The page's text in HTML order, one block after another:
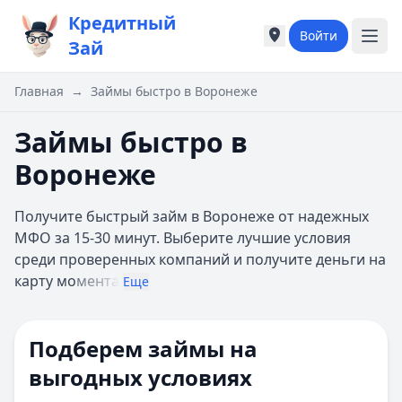
Кредитный
Зай
Города России
Б
Барнаул
Белгород
Города России
Б
Барнаул
Белгород
Войти
Главная → Займы быстро в Воронеже
Займы быстро в
Воронеже
Получите быстрый займ в Воронеже от надежных
МФО за 15-30 минут. Выберите лучшие условия
среди проверенных компаний и получите деньги на
карту момента Еще
Подберем займы на
выгодных условиях